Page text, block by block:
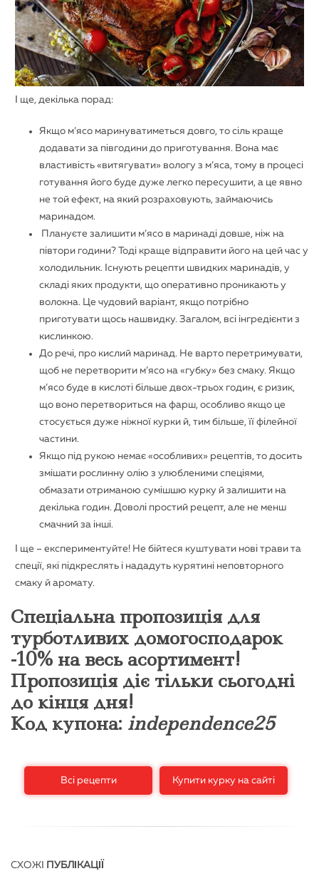
І ще, декілька порад:
Якщо м’ясо маринуватиметься довго, то сіль краще
додавати за півгодини до приготування. Вона має
властивість «витягувати» вологу з м’яса, тому в процесі
готування його буде дуже легко пересушити, а це явно
не той ефект, на який розраховують, займаючись
маринадом.
Плануєте залишити м’ясо в маринаді довше, ніж на
півтори години? Тоді краще відправити його на цей час у
холодильник. Існують рецепти швидких маринадів, у
складі яких продукти, що оперативно проникають у
волокна. Це чудовий варіант, якщо потрібно
приготувати щось нашвидку. Загалом, всі інгредієнти з
кислинкою.
До речі, про кислий маринад. Не варто перетримувати,
щоб не перетворити м’ясо на «губку» без смаку. Якщо
м’ясо буде в кислоті більше двох-трьох годин, є ризик,
що воно перетвориться на фарш, особливо якщо це
стосується дуже ніжної курки й, тим більше, її філейної
частини.
Якщо під рукою немає «особливих» рецептів, то досить
змішати рослинну олію з улюбленими спеціями,
обмазати отриманою сумішшю курку й залишити на
декілька годин. Доволі простий рецепт, але не менш
смачний за інші.
І ще – експериментуйте! Не бійтеся куштувати нові трави та
спеції, які підкреслять і нададуть курятині неповторного
смаку й аромату.
Спеціальна пропозиція для
турботливих домогосподарок
-10% на весь асортимент!
Пропозиція діє тільки сьогодні
до кінця дня!
Код купона: independence25
Всі рецепти Купити курку на сайті
СХОЖІ ПУБЛІКАЦІЇ